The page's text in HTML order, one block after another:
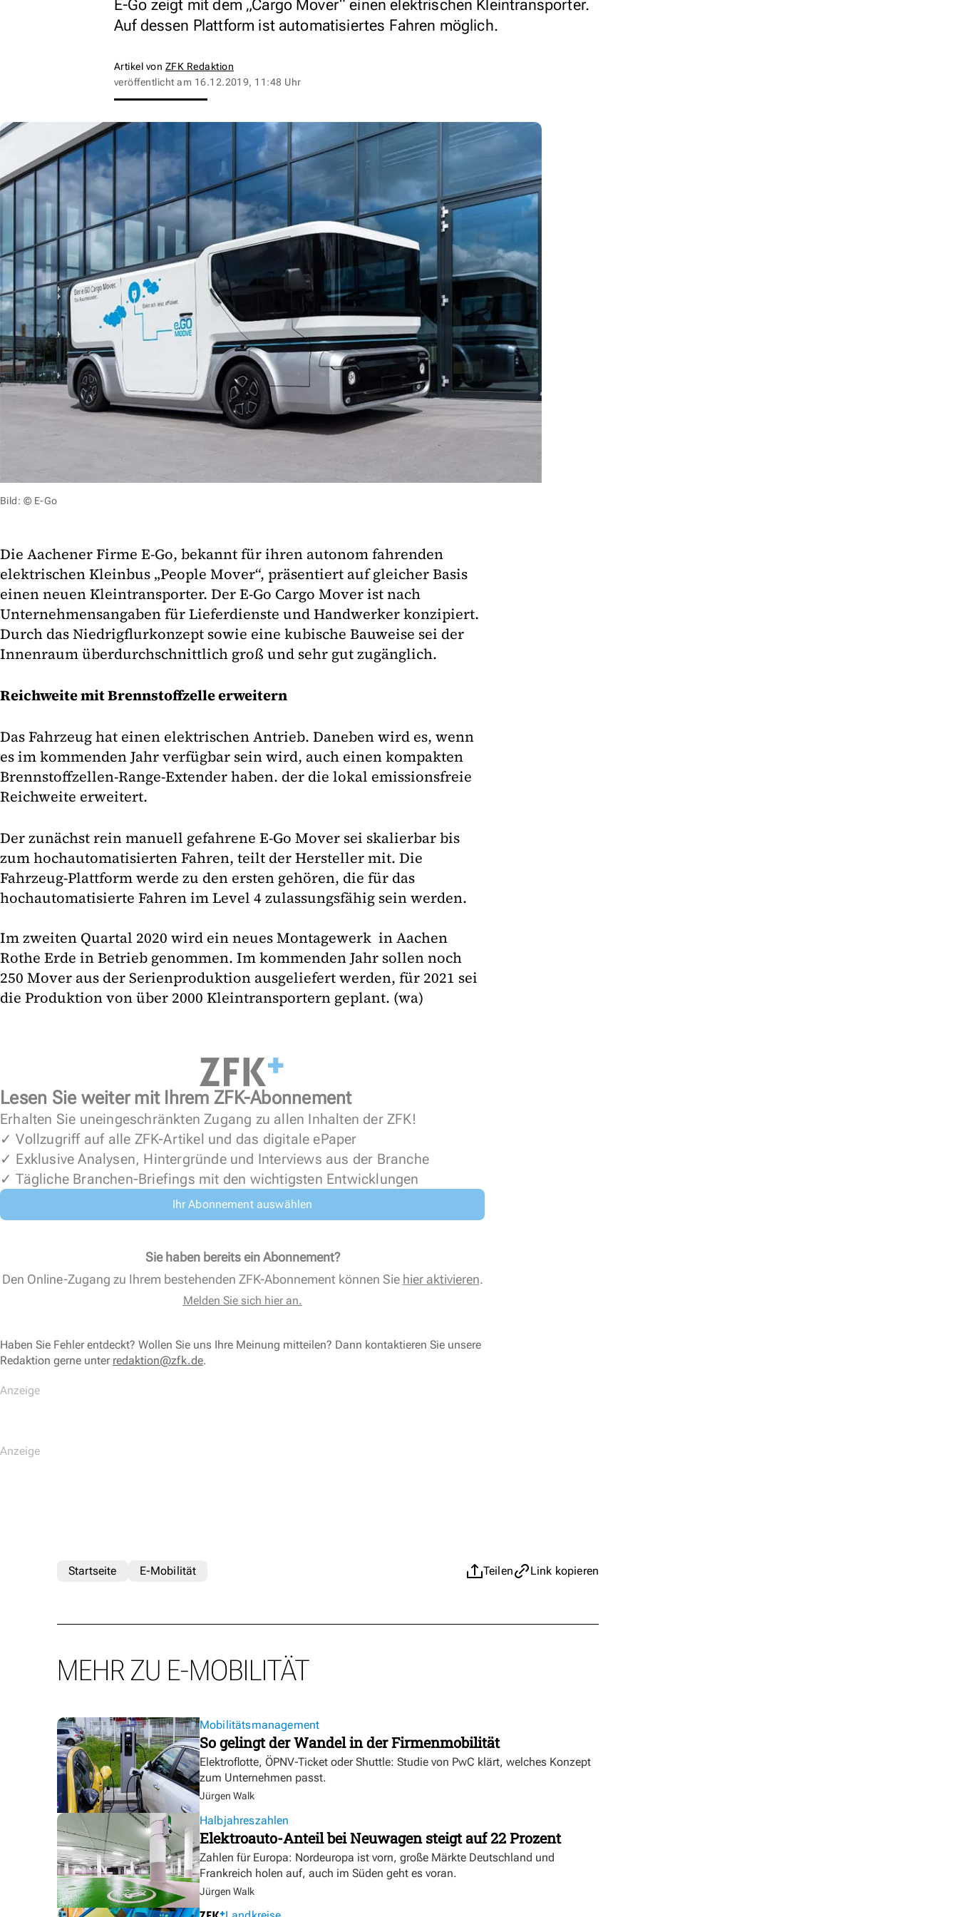
E-Go zeigt mit dem „Cargo Mover“ einen elektrischen Kleintransporter.
Auf dessen Plattform ist automatisiertes Fahren möglich.
Artikel von ZFK Redaktion
veröffentlicht am 16.12.2019, 11:48 Uhr
Bild: © E-Go
Die Aachener Firme E-Go, bekannt für ihren autonom fahrenden
elektrischen Kleinbus „People Mover“, präsentiert auf gleicher Basis
einen neuen Kleintransporter. Der E-Go Cargo Mover ist nach
Unternehmensangaben für Lieferdienste und Handwerker konzipiert.
Durch das Niedrigflurkonzept sowie eine kubische Bauweise sei der
Innenraum überdurchschnittlich groß und sehr gut zugänglich.
Reichweite mit Brennstoffzelle erweitern
Das Fahrzeug hat einen elektrischen Antrieb. Daneben wird es, wenn
es im kommenden Jahr verfügbar sein wird, auch einen kompakten
Brennstoffzellen-Range-Extender haben. der die lokal emissionsfreie
Reichweite erweitert.
Der zunächst rein manuell gefahrene E-Go Mover sei skalierbar bis
zum hochautomatisierten Fahren, teilt der Hersteller mit. Die
Fahrzeug-Plattform werde zu den ersten gehören, die für das
hochautomatisierte Fahren im Level 4 zulassungsfähig sein werden.
Im zweiten Quartal 2020 wird ein neues Montagewerk in Aachen
Rothe Erde in Betrieb genommen. Im kommenden Jahr sollen noch
250 Mover aus der Serienproduktion ausgeliefert werden, für 2021 sei
die Produktion von über 2000 Kleintransportern geplant. (wa)
Lesen Sie weiter mit Ihrem ZFK-Abonnement
Erhalten Sie uneingeschränkten Zugang zu allen Inhalten der ZFK!
✓ Vollzugriff auf alle ZFK-Artikel und das digitale ePaper
✓ Exklusive Analysen, Hintergründe und Interviews aus der Branche
✓ Tägliche Branchen-Briefings mit den wichtigsten Entwicklungen
Ihr Abonnement auswählen
Sie haben bereits ein Abonnement?
Den Online-Zugang zu Ihrem bestehenden ZFK-Abonnement können Sie hier aktivieren.
Melden Sie sich hier an.
Haben Sie Fehler entdeckt? Wollen Sie uns Ihre Meinung mitteilen? Dann kontaktieren Sie unsere
Redaktion gerne unter redaktion@zfk.de.
Teilen Link kopieren
Startseite E-Mobilität
MEHR ZU E-MOBILITÄT
Mobilitätsmanagement
So gelingt der Wandel in der Firmenmobilität
Elektroflotte, ÖPNV-Ticket oder Shuttle: Studie von PwC klärt, welches Konzept
zum Unternehmen passt.
Jürgen Walk
Halbjahreszahlen
Elektroauto-Anteil bei Neuwagen steigt auf 22 Prozent
Zahlen für Europa: Nordeuropa ist vorn, große Märkte Deutschland und
Frankreich holen auf, auch im Süden geht es voran.
Jürgen Walk